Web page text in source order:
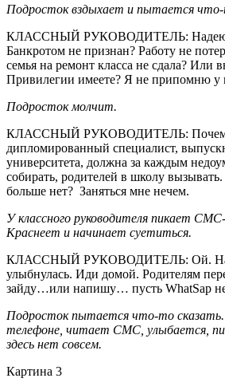
Подросток вздыхает и пытается что-
КЛАССНЫЙ РУКОВОДИТЕЛЬ:
Банкротом не признан? Работу не
семья на ремонт класса не сдала? Или
Привилегии имеете? Я не припомню у
Подросток молчит.
КЛАССНЫЙ РУКОВОДИТЕЛЬ:
дипломированный специалист,
университета, должна за каждым
собирать, родителей в школу
больше нет? Заняться мне нечем.
У классного руководителя пикает
Краснеет и начинает суетиться.
КЛАССНЫЙ РУКОВОДИТЕЛЬ: Ой.
улыбнулась. Иди домой. Родителям
зайду…или напишу… пусть WhatSap
Подросток пытается что-то
телефоне, читает СМС, улыбается,
здесь нет совсем.
Картина 3